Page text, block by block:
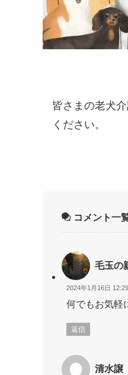
皆さまの老犬
ください。
コメント一
毛玉の
2024年1月16日 12:29
何でもお気軽
返信
清水譲